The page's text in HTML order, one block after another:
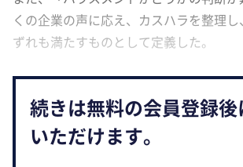
くの企業の声に応え、カスハラを整理
ずれも満たすものとして定義した。
続きは無料の会員登録
いただけます。